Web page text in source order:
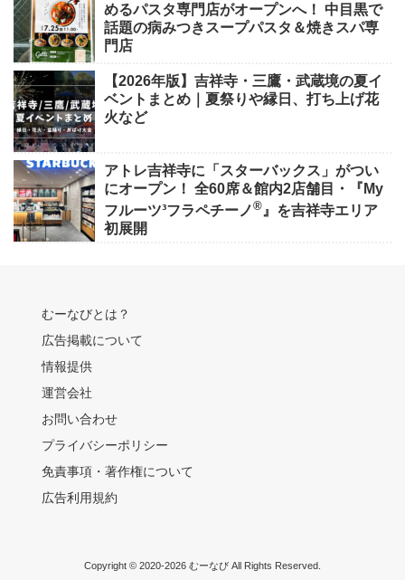
めるパスタ専門店がオープンへ！ 中目黒で
話題の病みつきスープパスタ＆焼きスパ専
門店
【2026年版】吉祥寺・三鷹・武蔵境の夏イ
ベントまとめ｜夏祭りや縁日、打ち上げ花
火など
アトレ吉祥寺に「スターバックス」がつい
にオープン！ 全60席＆館内2店舗目・『My
フルーツ³フラペチーノ® 』を吉祥寺エリア
初展開
むーなびとは？
広告掲載について
情報提供
運営会社
お問い合わせ
プライバシーポリシー
免責事項・著作権について
広告利用規約
Copyright © 2020-2026 むーなび All Rights Reserved.